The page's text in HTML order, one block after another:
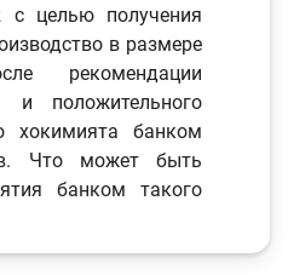
с целью получения
в размере
рекомендации
и положительного
хокимията банком
Что может быть
банком такого